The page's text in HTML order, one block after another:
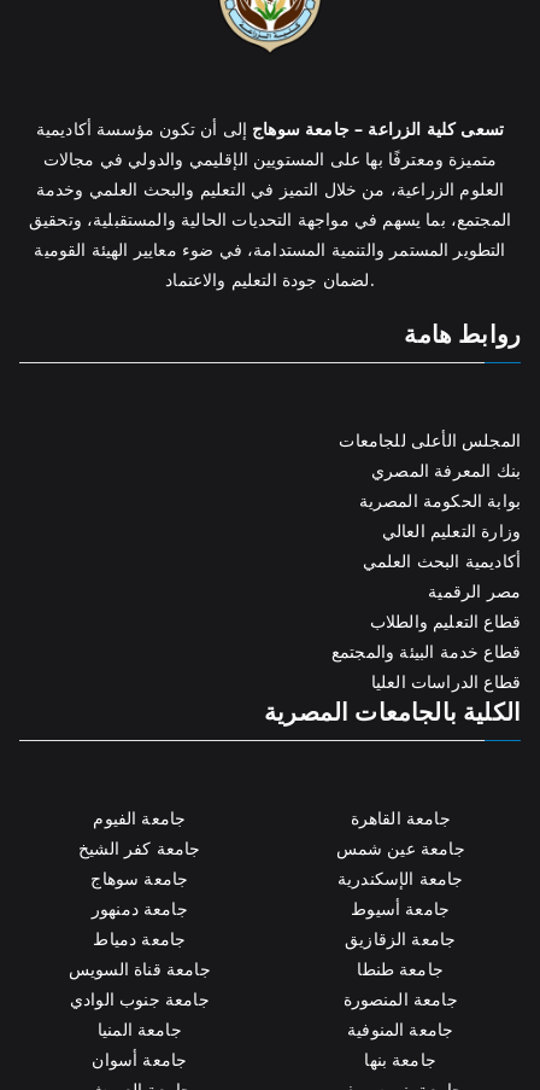
تسعى كلية الزراعة – جامعة سوهاج إلى أن تكون مؤسسة أكاديمية
متميزة ومعترفًا بها على المستويين الإقليمي والدولي في مجالات
العلوم الزراعية، من خلال التميز في التعليم والبحث العلمي وخدمة
المجتمع، بما يسهم في مواجهة التحديات الحالية والمستقبلية، وتحقيق
التطوير المستمر والتنمية المستدامة، في ضوء معايير الهيئة القومية
لضمان جودة التعليم والاعتماد.
روابط هامة
المجلس الأعلى للجامعات
بنك المعرفة المصري
بوابة الحكومة المصرية
وزارة التعليم العالي
أكاديمية البحث العلمي
مصر الرقمية
قطاع التعليم والطلاب
قطاع خدمة البيئة والمجتمع
قطاع الدراسات العليا
الكلية بالجامعات المصرية
جامعة القاهرة
جامعة عين شمس
جامعة الإسكندرية
جامعة أسيوط
جامعة الزقازيق
جامعة طنطا
جامعة المنصورة
جامعة المنوفية
جامعة بنها
جامعة الفيوم
جامعة كفر الشيخ
جامعة سوهاج
جامعة دمنهور
جامعة دمياط
جامعة قناة السويس
جامعة جنوب الوادي
جامعة المنيا
جامعة أسوان